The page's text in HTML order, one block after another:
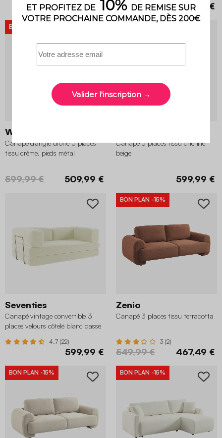
899,99 € 599,99 € 479,99 €
BON PLAN
Watson
Canapé d'angle droite 3 places
tissu crème, pieds métal
599,99 € 509,99 €
Canapé 3 places tissu chenille
beige
599,99 €
Seventies
Canapé vintage convertible 3
places velours côtelé blanc cassé
4.7 (22)
599,99 €
BON PLAN -15%
Zenio
Canapé 3 places tissu terracotta
3 (2)
549,99 € 467,49 €
BON PLAN -15% BON PLAN -15%